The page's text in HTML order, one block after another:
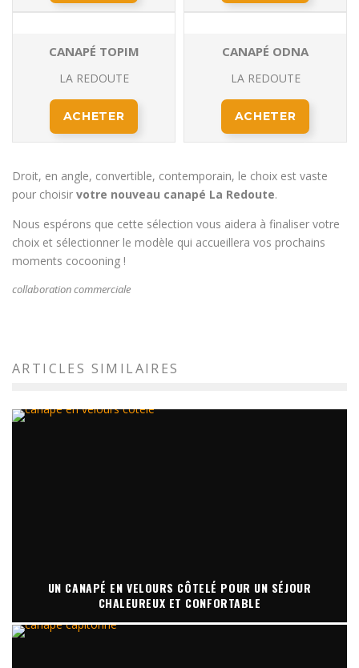
CANAPÉ TOPIM
LA REDOUTE
ACHETER
CANAPÉ ODNA
LA REDOUTE
ACHETER
Droit, en angle, convertible, contemporain, le choix est vaste
pour choisir votre nouveau canapé La Redoute.
Nous espérons que cette sélection vous aidera à finaliser votre
choix et sélectionner le modèle qui accueillera vos prochains
moments cocooning !
collaboration commerciale
ARTICLES SIMILAIRES
UN CANAPÉ EN VELOURS CÔTELÉ POUR UN SÉJOUR
CHALEUREUX ET CONFORTABLE